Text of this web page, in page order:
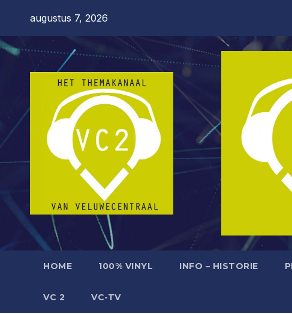
de
augustus 7, 2026
HOME 100% VINYL INFO – HISTORIE
VC 2 VC-TV